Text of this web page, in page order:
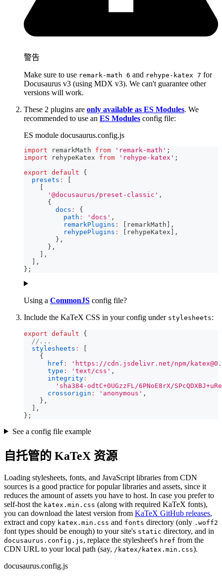
警告
Make sure to use remark-math 6 and rehype-katex 7 for
Docusaurus v3 (using MDX v3). We can't guarantee other
versions will work.
These 2 plugins are only available as ES Modules. We
recommended to use an ES Modules config file:
ES module docusaurus.config.js
import remarkMath from 'remark-math' ;
import
rehypeKatex from 'rehype-katex' ;
export default
{
presets :
'@docusaurus/preset-classic' ,
{
docs :
{
path : 'docs' ,
remarkPlugins : remarkMath
,
rehypePlugins : rehypeKatex
,
} ,
} ,
,
,
} ;
Using a CommonJS config file?
Include the KaTeX CSS in your config under stylesheets:
export default
{
//...
stylesheets :
{
href : 'https://cdn.jsdelivr.net/npm/
type : 'text/css' ,
integrity :
'sha384-odtC+0UGzzFL/6PNoE8rX/
crossorigin : 'anonymous' ,
} ,
,
} ;
See a config file example
自托管的 KaTeX 资源
Loading stylesheets, fonts, and JavaScript libraries from CDN
sources is a good practice for popular libraries and assets, since it
reduces the amount of assets you have to host. In case you prefer to
self-host the katex.min.css (along with required KaTeX fonts),
you can download the latest version from KaTeX GitHub releases,
extract and copy katex.min.css and fonts directory (only .woff2
font types should be enough) to your site's static directory, and in
docusaurus.config.js, replace the stylesheet's href from the
CDN URL to your local path (say, /katex/katex.min.css).
docusaurus.config.js